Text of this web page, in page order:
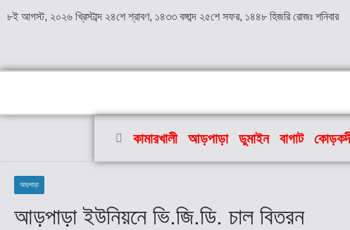
৮ই আগস্ট, ২০২৬ খ্রিস্টাব্দ ২৪শে শ্রাবণ, ১৪৩৩ বঙ্গাব্দ ২৫শে সফর, ১৪৪৮ হিজরি রোজঃ শনিবার
কামারখালী আড়পাড়া ডুমাইন বাগাট
আড়পাড়া
আড়পাড়া ইউনিয়নে ভি.জি.ডি. চাল বিতরন